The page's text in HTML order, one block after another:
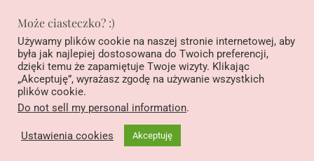
Warunki korzystania ze strony interentowej (DSA)
Polityka prywatności
Regulamin konkursu na Instagramie pod nazwą ”Podziel się
historią, wygraj książkę”
2020-2025 Copyright© Wszelkie prawa zastrzeżone.
Endodziewczyna
Może ciasteczko? :)
Używamy plików cookie na naszej stronie internetowej, aby
była jak najlepiej dostosowana do Twoich preferencji,
dzięki temu że zapamiętuje Twoje wizyty. Klikając
„Akceptuję”, wyrażasz zgodę na używanie wszystkich
plików cookie.
Do not sell my personal information.
Ustawienia cookies Akceptuję